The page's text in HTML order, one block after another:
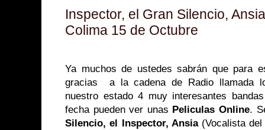
Inspector, el Gran Silencio,
Colima 15 de Octubre
Ya muchos de ustedes sabrán que para
gracias a la cadena de Radio llamada
nuestro estado 4 muy interesantes
fecha pueden ver unas Peliculas Online.
Silencio, el Inspector, Ansia(Vocalista